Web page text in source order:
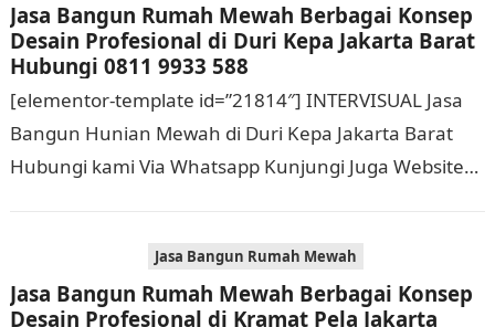
Jasa Bangun Rumah Mewah Berbagai Konsep
Desain Profesional di Duri Kepa Jakarta Barat
Hubungi 0811 9933 588
[elementor-template id=”21814″] INTERVISUAL Jasa
Bangun Hunian Mewah di Duri Kepa Jakarta Barat
Hubungi kami Via Whatsapp Kunjungi Juga Website
Jasa Bangun Rumah Mewah
Jasa Bangun Rumah Mewah Berbagai Konsep
Desain Profesional di Kramat Pela Jakarta